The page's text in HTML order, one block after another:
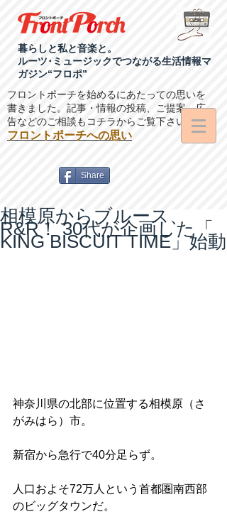
暮らしと私と音楽と。
ルーツ･ミュージックでつながる生活情報マ
ガジン“フロポ”
Share
フロントポーチを始めるにあたっての思いを
書きました。記事・情報の投稿、ご提案、広
告などのご相談もコチラからご覧下さい。
フロントポーチへの思い
相模原からブルース、
R&R！ 30代が企画した「
KING BISCUIT TIME」始動
神奈川県の北部に位置する相模原（さ
がみはら）市。
新宿から急行で40分足らず。
人口およそ72万人という首都圏南西部
のビッグタウンだ。